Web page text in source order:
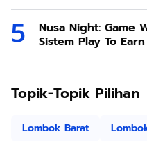
Nusa Night: Game
Sistem Play To Earn
Topik-Topik Pilihan
Lombok Barat